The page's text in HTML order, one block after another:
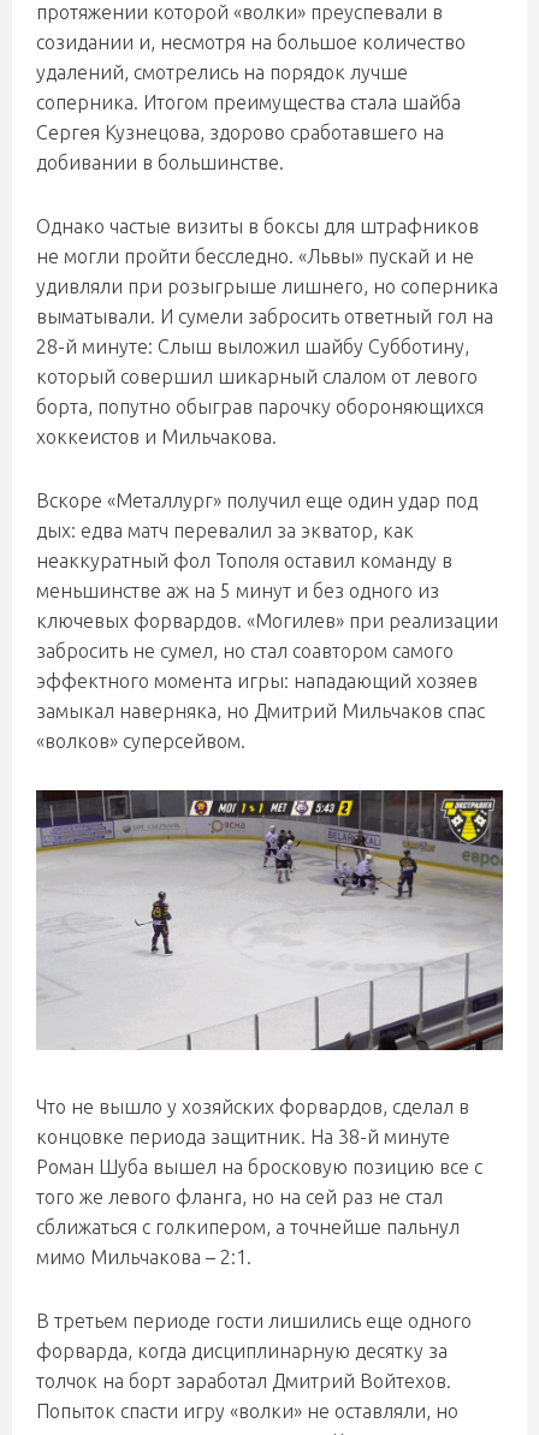
протяжении которой «волки» преуспевали в
созидании и, несмотря на большое количество
удалений, смотрелись на порядок лучше
соперника. Итогом преимущества стала шайба
Сергея Кузнецова, здорово сработавшего на
добивании в большинстве.
Однако частые визиты в боксы для штрафников
не могли пройти бесследно. «Львы» пускай и не
удивляли при розыгрыше лишнего, но соперника
выматывали. И сумели забросить ответный гол на
28-й минуте: Слыш выложил шайбу Субботину,
который совершил шикарный слалом от левого
борта, попутно обыграв парочку обороняющихся
хоккеистов и Мильчакова.
Вскоре «Металлург» получил еще один удар под
дых: едва матч перевалил за экватор, как
неаккуратный фол Тополя оставил команду в
меньшинстве аж на 5 минут и без одного из
ключевых форвардов. «Могилев» при реализации
забросить не сумел, но стал соавтором самого
эффектного момента игры: нападающий хозяев
замыкал наверняка, но Дмитрий Мильчаков спас
«волков» суперсейвом.
Что не вышло у хозяйских форвардов, сделал в
концовке периода защитник. На 38-й минуте
Роман Шуба вышел на бросковую позицию все с
того же левого фланга, но на сей раз не стал
сближаться с голкипером, а точнейше пальнул
мимо Мильчакова – 2:1.
В третьем периоде гости лишились еще одного
форварда, когда дисциплинарную десятку за
толчок на борт заработал Дмитрий Войтехов.
Попыток спасти игру «волки» не оставляли, но